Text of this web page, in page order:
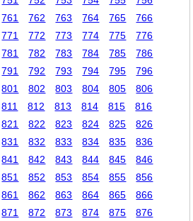
761 762 763 764 765
766
771 772 773 774 775
776
781 782 783 784 785
786
791 792 793 794 795
796
801 802 803 804 805
806
811 812 813 814 815
816
821 822 823 824 825
826
831 832 833 834 835
836
841 842 843 844 845
846
851 852 853 854 855
856
861 862 863 864 865
866
871 872 873 874 875
876